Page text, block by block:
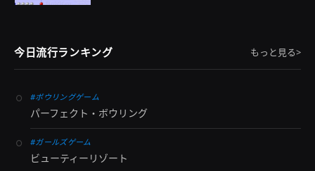
今日流行ランキング もっと見る>
#ボウリングゲーム
パーフェクト・ボウリング
#ガールズゲーム
ビューティーリゾート